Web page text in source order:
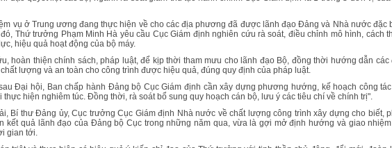
vụ ở Trung ương đang thực hiện về cho các địa phương đã được lãnh đạo Đảng và Nhà nước đặc
Thứ trưởng Phạm Minh Hà yêu cầu Cục Giám định nghiên cứu rà soát, điều chỉnh mô hình, cách
hiệu quả hoạt động của bộ máy.
hoàn thiện chính sách, pháp luật, để kịp thời tham mưu cho lãnh đạo Bộ, đồng thời hướng dẫn các
lượng và an toàn cho công trình được hiệu quả, đúng quy định của pháp luật.
Đại hội, Ban chấp hành Đảng bộ Cục Giám định cần xây dựng phương hướng, kế hoạch công
hiện nghiêm túc. Đồng thời, rà soát bổ sung quy hoạch cán bộ, lưu ý các tiêu chí về chính trị".
Bí thư Đảng ủy, Cục trưởng Cục Giám định Nhà nước về chất lượng công trình xây dựng cho biết,
kết quả lãnh đạo của Đảng bộ Cục trong những năm qua, vừa là gợi mở định hướng và giao
gian tới.